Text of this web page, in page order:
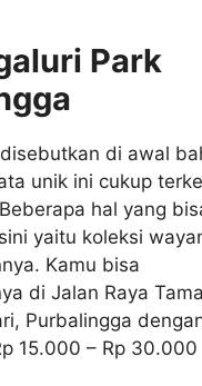
Park
di awal
unik ini cukup
hal yang
yaitu koleksi
Kamu bisa
di Jalan Raya
Purbalingga
15.000 – Rp 30.000